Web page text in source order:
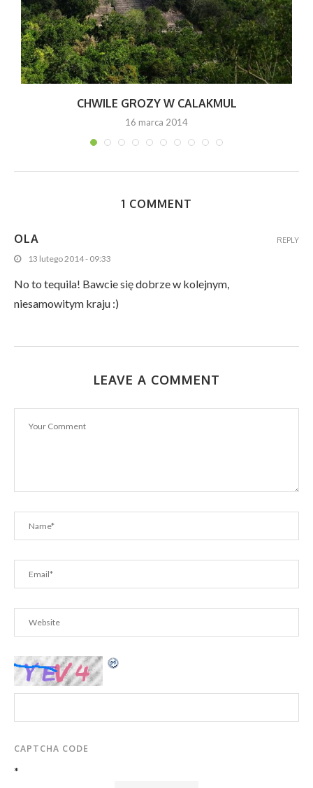
CHWILE GROZY W CALAKMUL
16 marca 2014
1 COMMENT
OLA
13 lutego 2014 - 09:33
No to tequila! Bawcie się dobrze w kolejnym,
niesamowitym kraju :)
REPLY
LEAVE A COMMENT
CAPTCHA CODE
*